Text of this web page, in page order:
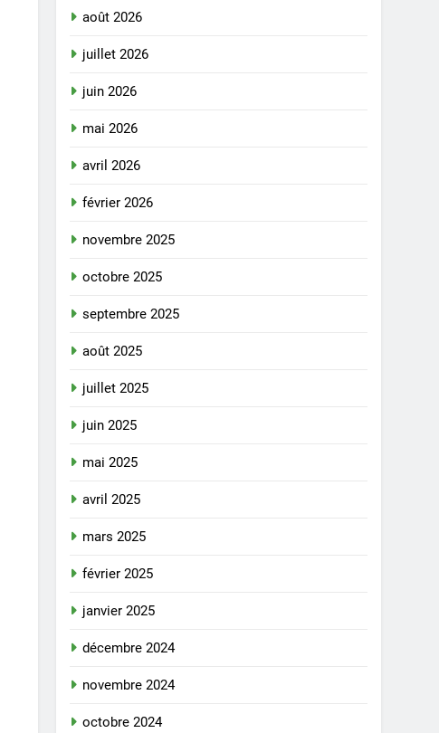
août 2026
juillet 2026
juin 2026
mai 2026
avril 2026
février 2026
novembre 2025
octobre 2025
septembre 2025
août 2025
juillet 2025
juin 2025
mai 2025
avril 2025
mars 2025
février 2025
janvier 2025
décembre 2024
novembre 2024
octobre 2024